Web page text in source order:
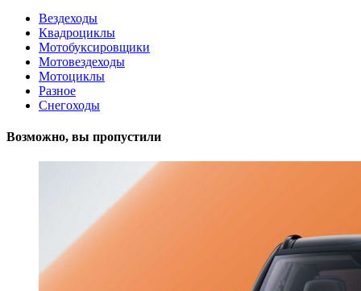
Вездеходы
Квадроциклы
Мотобуксировщики
Мотовездеходы
Мотоциклы
Разное
Снегоходы
Возможно, вы пропустили